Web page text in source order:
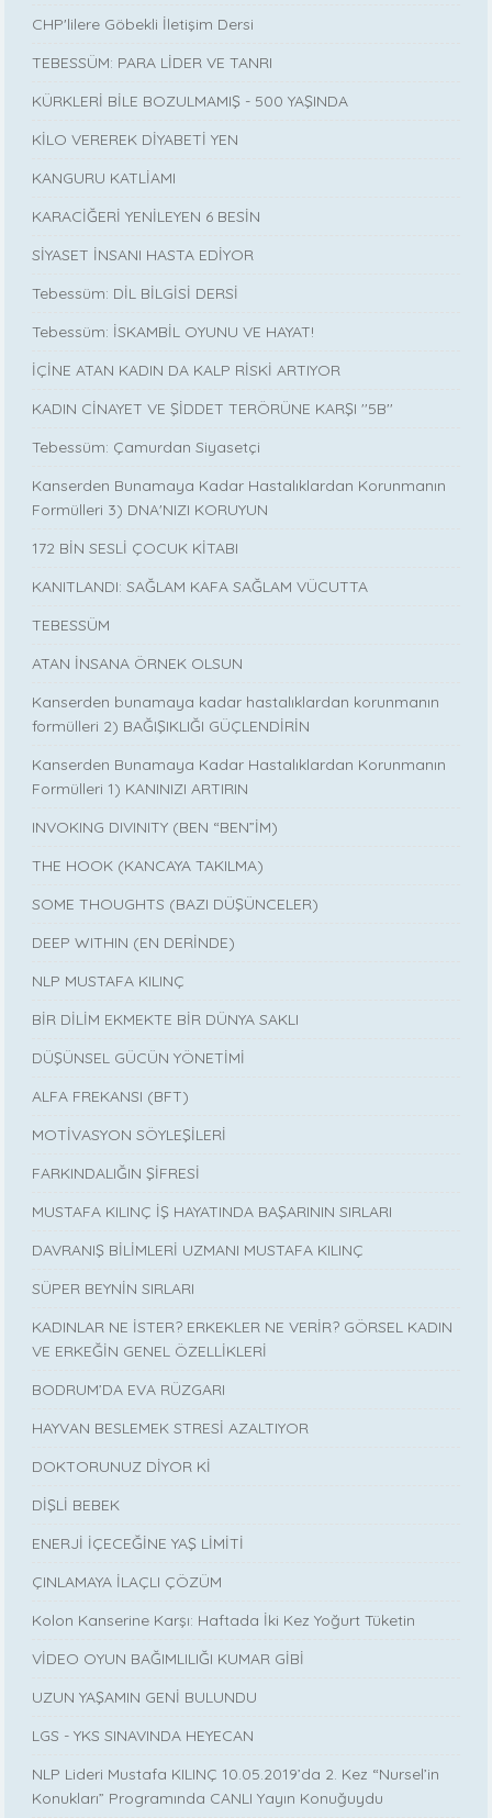
CHP'lilere Göbekli İletişim Dersi
TEBESSÜM: PARA LİDER VE TANRI
KÜRKLERİ BİLE BOZULMAMIŞ - 500 YAŞINDA
KİLO VEREREK DİYABETİ YEN
KANGURU KATLİAMI
KARACİĞERİ YENİLEYEN 6 BESİN
SİYASET İNSANI HASTA EDİYOR
Tebessüm: DİL BİLGİSİ DERSİ
Tebessüm: İSKAMBİL OYUNU VE HAYAT!
İÇİNE ATAN KADIN DA KALP RİSKİ ARTIYOR
KADIN CİNAYET VE ŞİDDET TERÖRÜNE KARŞI ''5B''
Tebessüm: Çamurdan Siyasetçi
Kanserden Bunamaya Kadar Hastalıklardan Korunmanın
Formülleri 3) DNA'NIZI KORUYUN
172 BİN SESLİ ÇOCUK KİTABI
KANITLANDI: SAĞLAM KAFA SAĞLAM VÜCUTTA
TEBESSÜM
ATAN İNSANA ÖRNEK OLSUN
Kanserden bunamaya kadar hastalıklardan korunmanın
formülleri 2) BAĞIŞIKLIĞI GÜÇLENDİRİN
Kanserden Bunamaya Kadar Hastalıklardan Korunmanın
Formülleri 1) KANINIZI ARTIRIN
INVOKING DIVINITY (BEN “BEN”İM)
THE HOOK (KANCAYA TAKILMA)
SOME THOUGHTS (BAZI DÜŞÜNCELER)
DEEP WITHIN (EN DERİNDE)
NLP MUSTAFA KILINÇ
BİR DİLİM EKMEKTE BİR DÜNYA SAKLI
DÜŞÜNSEL GÜCÜN YÖNETİMİ
ALFA FREKANSI (BFT)
MOTİVASYON SÖYLEŞİLERİ
FARKINDALIĞIN ŞİFRESİ
MUSTAFA KILINÇ İŞ HAYATINDA BAŞARININ SIRLARI
DAVRANIŞ BİLİMLERİ UZMANI MUSTAFA KILINÇ
SÜPER BEYNİN SIRLARI
KADINLAR NE İSTER? ERKEKLER NE VERİR? GÖRSEL KADIN
VE ERKEĞİN GENEL ÖZELLİKLERİ
BODRUM’DA EVA RÜZGARI
HAYVAN BESLEMEK STRESİ AZALTIYOR
DOKTORUNUZ DİYOR Kİ
DİŞLİ BEBEK
ENERJİ İÇECEĞİNE YAŞ LİMİTİ
ÇINLAMAYA İLAÇLI ÇÖZÜM
Kolon Kanserine Karşı: Haftada İki Kez Yoğurt Tüketin
VİDEO OYUN BAĞIMLILIĞI KUMAR GİBİ
UZUN YAŞAMIN GENİ BULUNDU
LGS - YKS SINAVINDA HEYECAN
NLP Lideri Mustafa KILINÇ 10.05.2019’da 2. Kez “Nursel’in
Konukları” Programında CANLI Yayın Konuğuydu